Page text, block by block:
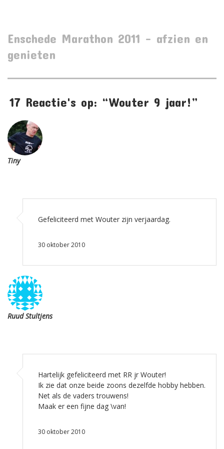
Enschede Marathon 2011 – afzien en
genieten
17 Reactie's op: “Wouter 9 jaar!”
Tiny
Gefeliciteerd met Wouter zijn verjaardag.
30 oktober 2010
Ruud Stultjens
Hartelijk gefeliciteerd met RR jr Wouter!
Ik zie dat onze beide zoons dezelfde hobby hebben.
Net als de vaders trouwens!
Maak er een fijne dag \van!
30 oktober 2010